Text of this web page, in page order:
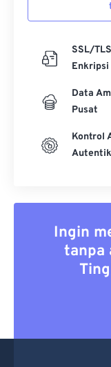
SSL/TLS
Enkripsi
Data
Pusat
Kontrol
Ingin
tanpa